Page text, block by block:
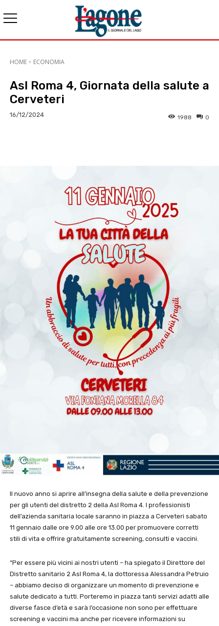
HOME ECONOMIA
Asl Roma 4, Giornata della salute a
Cerveteri
16/12/2024 0
1988
Il nuovo anno si aprire all’insegna della salute e della prevenzione
per gli utenti del distretto 2 della Asl Roma 4. I professionisti
dell’azienda sanitaria locale saranno in piazza a Cerveteri sabato
11 gennaio dalle ore 9.00 alle ore 13.00 per promuovere corretti
stili di vita e offrire gratuitamente screening, consulti e vaccini.
“Per essere più vicini ai nostri utenti – ha spiegato il Direttore del
Distretto sanitario 2 Asl Roma 4, la dottoressa Alessandra Petruio
– abbiamo deciso di organizzare un momento di prevenzione e
salute dedicato a tutti. Porteremo in piazza tanti servizi adatti alle
diverse fasce d’età e sarà l’occasione non sono per effettuare
screening e vaccini ma anche per ricevere informazioni su